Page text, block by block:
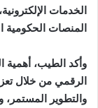
الخدمات
المنصات الحكومية
وأكد الطيب، أهمية
الرقمي من خلال
والتطوير المستمر،